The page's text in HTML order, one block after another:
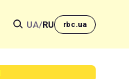
UA/RU rbc.ua